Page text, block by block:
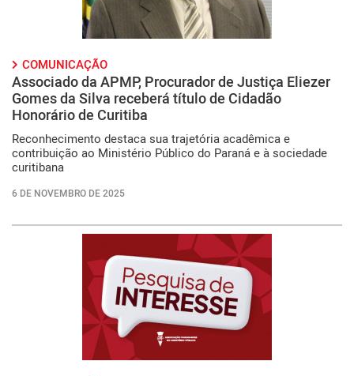
COMUNICAÇÃO
Associado da APMP, Procurador de Justiça Eliezer
Gomes da Silva receberá título de Cidadão
Honorário de Curitiba
Reconhecimento destaca sua trajetória acadêmica e
contribuição ao Ministério Público do Paraná e à sociedade
curitibana
6 DE NOVEMBRO DE 2025